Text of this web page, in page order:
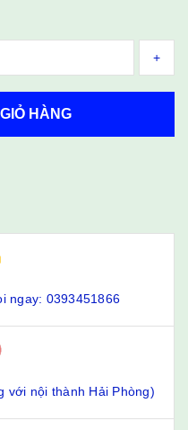
+
HÀNG
ngay: 0393451866
với nội thành Hải Phòng)